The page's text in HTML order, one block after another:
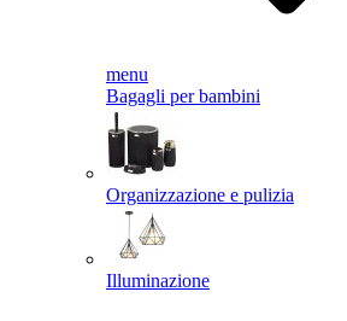
menu
Bagagli per bambini
Organizzazione e pulizia
Illuminazione